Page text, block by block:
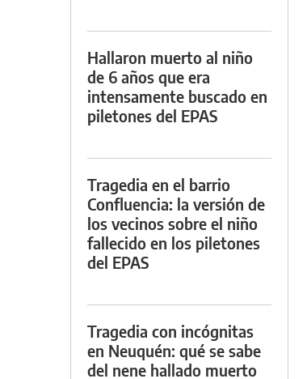
Hallaron muerto al niño
de 6 años que era
intensamente buscado en
piletones del EPAS
Tragedia en el barrio
Confluencia: la versión de
los vecinos sobre el niño
fallecido en los piletones
del EPAS
Tragedia con incógnitas
en Neuquén: qué se sabe
del nene hallado muerto